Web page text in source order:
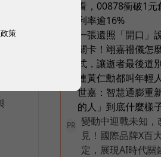
看，00878衝破1
利率逾16%
一張遺照「開口」
關卡！翊嘉禮儀怎
式，讓逝者最後道
連黃仁勳都叫年輕
世嘉：智慧通膨重
的人」到底什麼樣
PR
變動中迎戰未知，
見！國際品牌X百
定，展現AI時代關
策